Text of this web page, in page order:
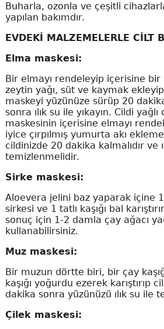
Buharla, ozonla ve çeşitli
yapılan bakımdır.
EVDEKİ MALZEMELERLE CİLT
Elma maskesi:
Bir elmayı rendeleyip içerisine bir
zeytin yağı, süt ve kaymak ekleyip
maskeyi yüzünüze sürüp 20
sonra ılık su ile yıkayın. Cildi
maskesinin içerisine elmayı
iyice çırpılmış yumurta akı
cildinizde 20 dakika kalmalıdır ve
temizlenmelidir.
Sirke maskesi:
Aloevera jelini baz yaparak içine 1
sirkesi ve 1 tatlı kaşığı bal
sonuç için 1-2 damla çay ağacı
kullanabilirsiniz.
Muz maskesi:
Bir muzun dörtte biri, bir çay
kaşığı yoğurdu ezerek karıştırıp
dakika sonra yüzünüzü ılık su ile
Çilek maskesi: